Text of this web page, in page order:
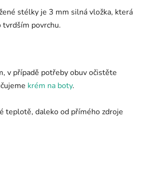
stélky je 3 mm silná vložka, která
tvrdším povrchu.
v případě potřeby obuv očistěte
krém na boty.
teplotě, daleko od přímého zdroje